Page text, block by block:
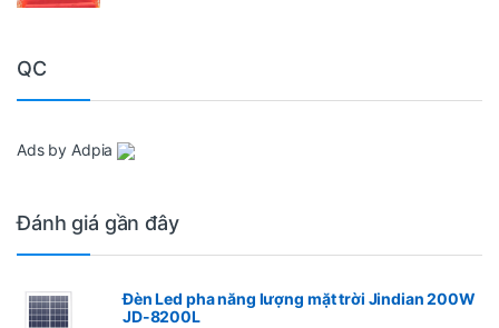
QC
Ads by Adpia
Đánh giá gần đây
Đèn Led pha năng lượng mặt trời Jindian 200W
JD-8200L